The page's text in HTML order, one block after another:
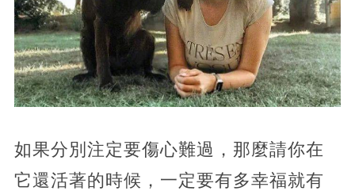
如果分別注定要傷心難過，那麼請你在
它還活著的時候，一定要有多幸福就有